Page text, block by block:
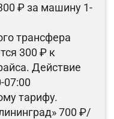
₽ за машину 1-
трансфера
300 ₽ к
Действие
07:00
тарифу.
700 ₽/